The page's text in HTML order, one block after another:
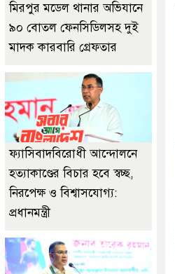
মিরপুর মডেল থানার অভিযানে
৯০ বোতল ফেনসিডিলসহ দুই
মাদক কারবারি গ্রেফতার
ফ্যাসিবাদবিরোধী আন্দোলনে
হত্যাকাণ্ডের বিচার হবে স্বচ্ছ,
নিরপেক্ষ ও বিশ্বাসযোগ্য:
প্রধানমন্ত্রী